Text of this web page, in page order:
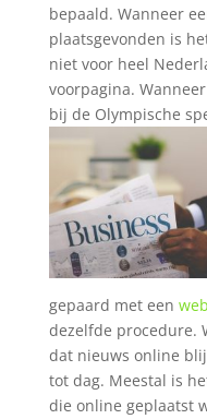
bepaald. Wanneer
plaatsgevonden is
niet voor heel
voorpagina.
bij de Olympische
gepaard met een
dezelfde procedure.
dat nieuws online
tot dag. Meestal is
die online geplaatst